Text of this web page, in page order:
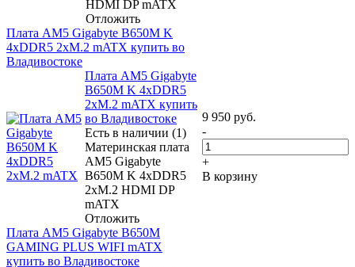
HDMI DP mATX
Отложить
Плата AM5 Gigabyte B650M K
4xDDR5 2xM.2 mATX купить во
Владивостоке
Плата AM5 Gigabyte
B650M K 4xDDR5
2xM.2 mATX купить
во Владивостоке
Есть в наличии (1)
Материнская плата
AM5 Gigabyte
B650M K 4xDDR5
2xM.2 HDMI DP
mATX
Отложить
9 950 руб.
-
+
В корзину
Плата AM5 Gigabyte B650M
GAMING PLUS WIFI mATX
купить во Владивостоке